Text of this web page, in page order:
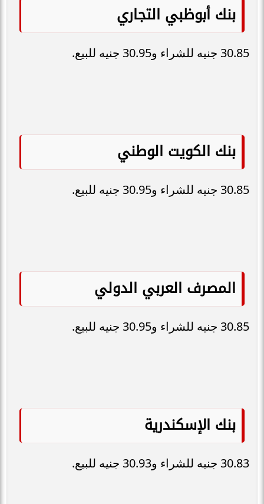
بنك أبوظبي التجاري
30.85 جنيه للشراء و30.95 جنيه للبيع.
بنك الكويت الوطني
30.85 جنيه للشراء و30.95 جنيه للبيع.
المصرف العربي الدولي
30.85 جنيه للشراء و30.95 جنيه للبيع.
بنك الإسكندرية
30.83 جنيه للشراء و30.93 جنيه للبيع.